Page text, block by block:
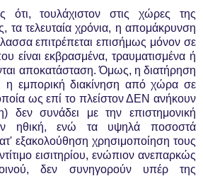
τουλάχιστον στις χώρες της
τελευταία χρόνια, η απομάκρυνση
επιτρέπεται επισήμως μόνον σε
είναι εκβρασμένα, τραυματισμένα ή
αποκατάσταση. Όμως, η διατήρηση
η εμπορική διακίνηση από χώρα σε
ως επί το πλείστον ΔΕΝ ανήκουν
δεν συνάδει με την επιστημονική
ηθική, ενώ τα υψηλά ποσοστά
εξακολούθηση χρησιμοποίηση τους
εισιτηρίου, ενώπιον ανεπαρκώς
δεν συνηγορούν υπέρ της